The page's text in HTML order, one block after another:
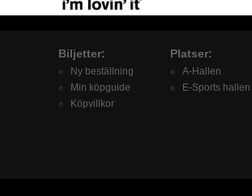
Biljetter:
Ny beställning
Min köpguide
Köpvillkor
Platser:
A-Hallen
E-Sports hallen